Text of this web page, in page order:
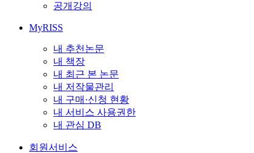
공개강의
MyRISS
내 추천논문
내 책장
내 최근 본 논문
내 저작물관리
내 구매·신청 현황
내 서비스 사용권한
내 관심 DB
회원서비스